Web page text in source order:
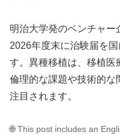
明治大学発のベンチャー
2026年度末に治験届を
す。異種移植は、移植医
倫理的な課題や技術的な
注目されます。
🌐 This post includes an